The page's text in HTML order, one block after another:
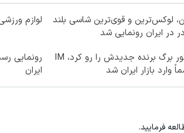
لوکس‌ترین و قوی‌ترین شاسی بلند
لوازم
نیکاموتور برگ برنده جدیدش را رو کرد، IM
ایران
فرمایید.